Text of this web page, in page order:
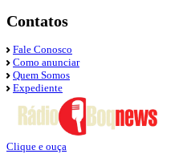
Contatos
Fale Conosco
Como anunciar
Quem Somos
Expediente
Clique e ouça